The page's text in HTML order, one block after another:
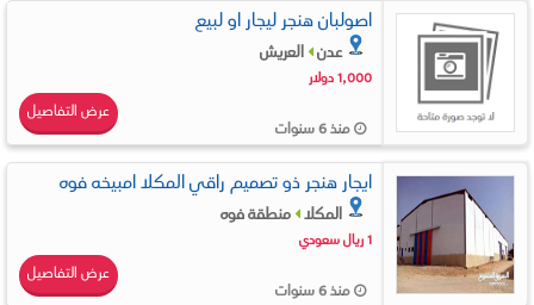
اصولبان هنجر ليجار او لبيع
عدن العريش
1,000 دولار
منذ 6 سنوات
عرض التفاصيل
ايجار هنجر ذو تصميم راقي المكلا امبيخه فوه
المكلا منطقة فوه
1 ريال سعودي
منذ 6 سنوات
عرض التفاصيل